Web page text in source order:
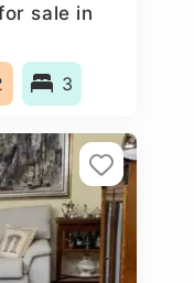
sale in
3